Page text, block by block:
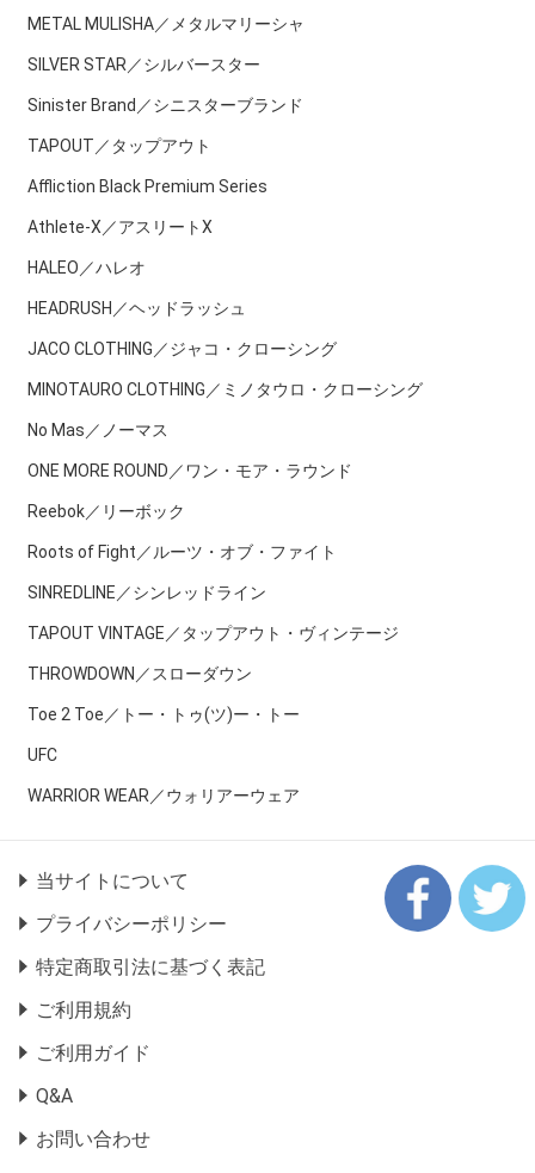
METAL MULISHA／メタルマリーシャ
SILVER STAR／シルバースター
Sinister Brand／シニスターブランド
TAPOUT／タップアウト
Affliction Black Premium Series
Athlete-X／アスリートX
HALEO／ハレオ
HEADRUSH／ヘッドラッシュ
JACO CLOTHING／ジャコ・クローシング
MINOTAURO CLOTHING／ミノタウロ・クローシング
No Mas／ノーマス
ONE MORE ROUND／ワン・モア・ラウンド
Reebok／リーボック
Roots of Fight／ルーツ・オブ・ファイト
SINREDLINE／シンレッドライン
TAPOUT VINTAGE／タップアウト・ヴィンテージ
THROWDOWN／スローダウン
Toe 2 Toe／トー・トゥ(ツ)ー・トー
UFC
WARRIOR WEAR／ウォリアーウェア
当サイトについて
プライバシーポリシー
特定商取引法に基づく表記
ご利用規約
ご利用ガイド
Q&A
お問い合わせ